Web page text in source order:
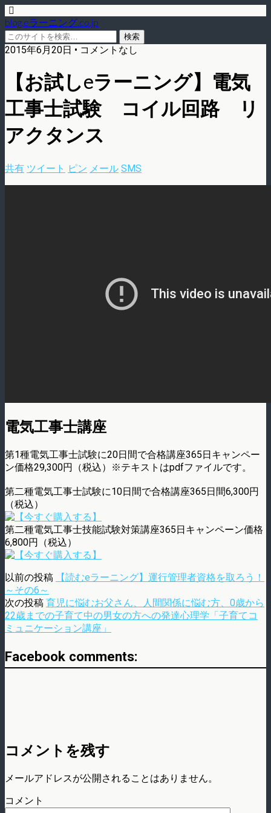
blog.eラーニング.co.jp
2015年6月20日 • コメントなし
【お試しeラーニング】電気
工事士試験 コイル回路 リ
アクタンス
共有 ツイート ピン メール SMS
電気工事士講座
第1種電気工事士試験に20日間で合格講座365日キャンペー
ン価格29,300円（税込）※テキストはpdfファイルです。
第二種電気工事士試験に10日間で合格講座365日間6,300円
（税込）
第二種電気工事士技能試験対策講座365日キャンペーン価格
6,800円（税込）
以前の投稿
【読むeラーニング】運行管理者資格を取ろう！
～その6～
次の投稿 育児に悩むお父さん、人間関係に悩む方、0歳から
22歳までの子育て中の男女の方への発達心理学「子育てコ
ミュニケーション講座」
Facebook comments:
コメントを残す
メールアドレスが公開されることはありません。
コメント